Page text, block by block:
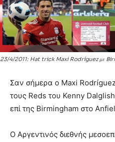
23/4/2011: Hat trick Maxi Rodríguez με
Σαν σήμερα ο Maxi
τους Reds του Kenny
επί της Birmingham στο
Ο Αργεντινός διεθνής